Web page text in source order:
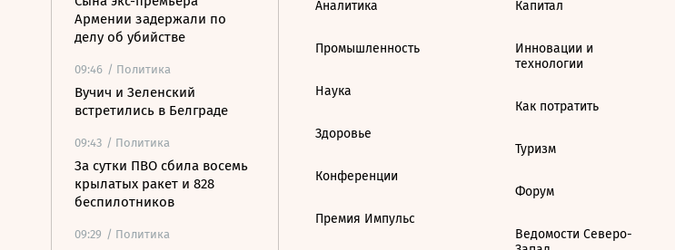
Армении задержали по
делу об убийстве
09:46 / Политика
Вучич и Зеленский
встретились в Белграде
09:43 / Политика
За сутки ПВО сбила восемь
крылатых ракет и 828
беспилотников
09:29 / Политика
Аналитика
Промышленность
Наука
Здоровье
Конференции
Премия Импульс
Капитал
Инновации и
технологии
Как потратить
Туризм
Форум
Ведомости Северо-